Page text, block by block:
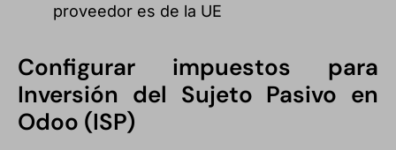
proveedor es de la UE
Configurar impuestos para
Inversión del Sujeto Pasivo en
Odoo (ISP)